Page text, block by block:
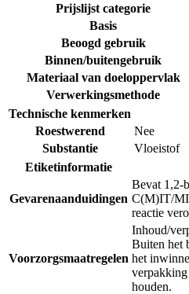
Prijslijst categorie
Basis
Beoogd gebruik
Binnen/buitengebruik
Materiaal van doeloppervlak
Verwerkingsmethode
Technische kenmerken
Roestwerend
Nee
Substantie
Vloeistof
Etiketinformatie
Gevarenaanduidingen
Bevat 1,2-
C(M)IT/
reactie
Voorzorgsmaatregelen
Inhoud/
Buiten het
het
houden.